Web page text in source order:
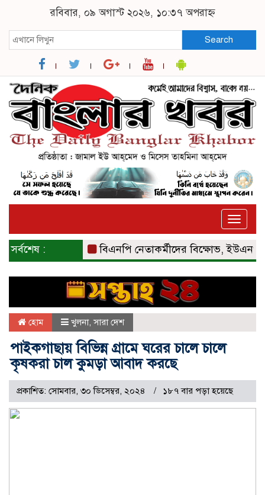
রবিবার, ০৯ অগাস্ট ২০২৬, ১০:৩৭ অপরাহ্ন
Search
Toggle
সর্বশেষ : বিএনপি নেতাকর্মীদের বিক্ষোভ, ইউএনও ও
হোম খুলনা,সারা দেশ
পাইকগাছায় বিভিন্ন গ্রামে ঘরের চালে চালে
কৃষকরা চাল কুমড়া আবাদ করছে
প্রকাশিত: সোমবার, ৩০ ডিসেম্বর, ২০২৪ ১৮৭ বার পড়া হয়েছে